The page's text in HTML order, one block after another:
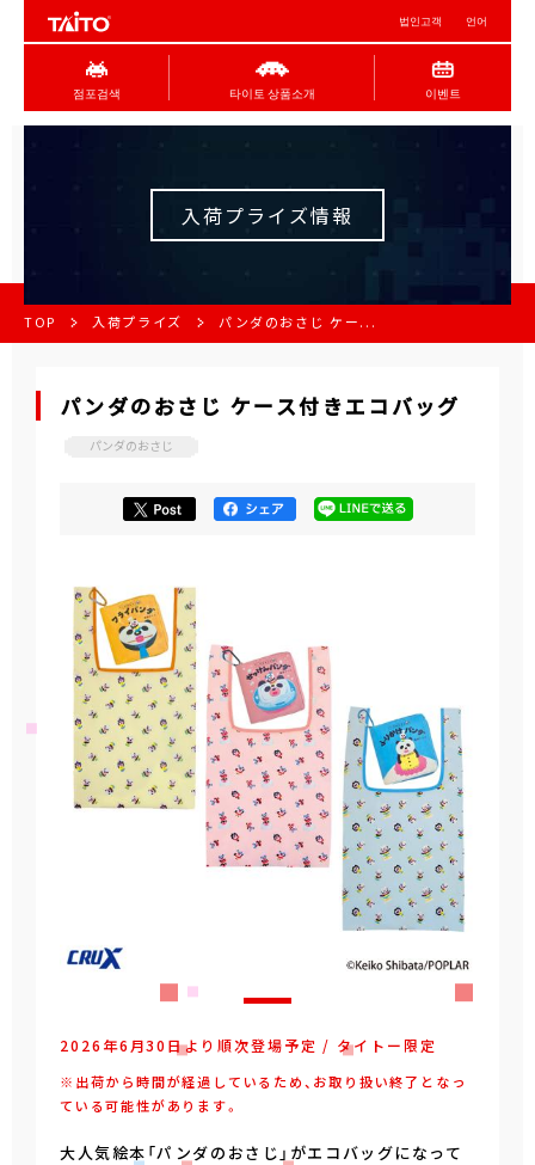
법인고객 언어
점포검색 타이토 상품소개 이벤트
入荷プライズ情報
TOP 入荷プライズ パンダのおさじ ケー...
パンダのおさじ ケース付きエコバッグ
パンダのおさじ
2026年6月30日より順次登場予定 / タイトー限定
※出荷から時間が経過しているため、お取り扱い終了となっ
ている可能性があります。
大人気絵本「パンダのおさじ」がエコバッグになって